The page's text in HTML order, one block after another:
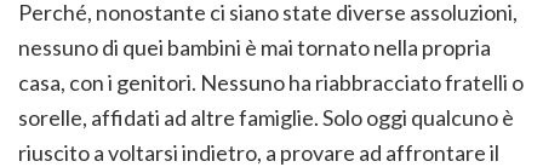
Perché, nonostante ci siano state diverse assoluzioni,
nessuno di quei bambini è mai tornato nella propria
casa, con i genitori. Nessuno ha riabbracciato fratelli o
sorelle, affidati ad altre famiglie. Solo oggi qualcuno è
riuscito a voltarsi indietro, a provare ad affrontare il